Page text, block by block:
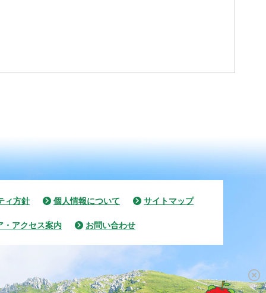
ィ方針 個人情報について サイトマップ
・アクセス案内 お問い合わせ